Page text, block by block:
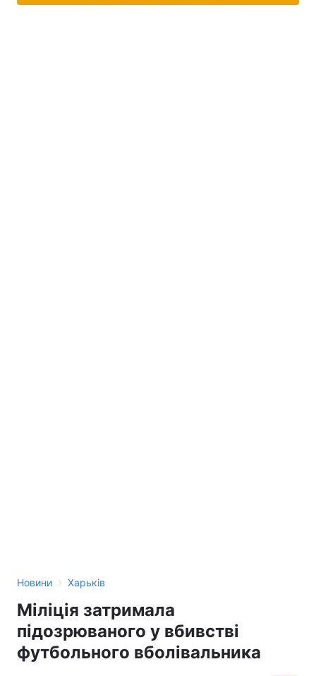
Новини › Харьків
Міліція затримала
підозрюваного у вбивстві
футбольного вболівальника